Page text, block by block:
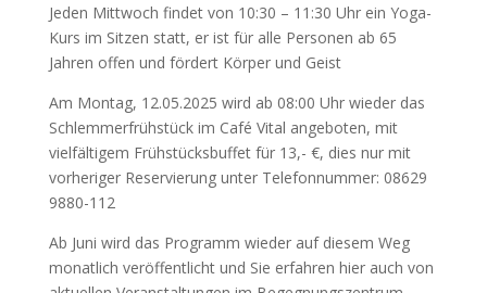
Jeden Mittwoch findet von 10:30 – 11:30 Uhr ein Yoga-
Kurs im Sitzen statt, er ist für alle Personen ab 65
Jahren offen und fördert Körper und Geist
Am Montag, 12.05.2025 wird ab 08:00 Uhr wieder das
Schlemmerfrühstück im Café Vital angeboten, mit
vielfältigem Frühstücksbuffet für 13,- €, dies nur mit
vorheriger Reservierung unter Telefonnummer: 08629
9880-112
Ab Juni wird das Programm wieder auf diesem Weg
monatlich veröffentlicht und Sie erfahren hier auch von